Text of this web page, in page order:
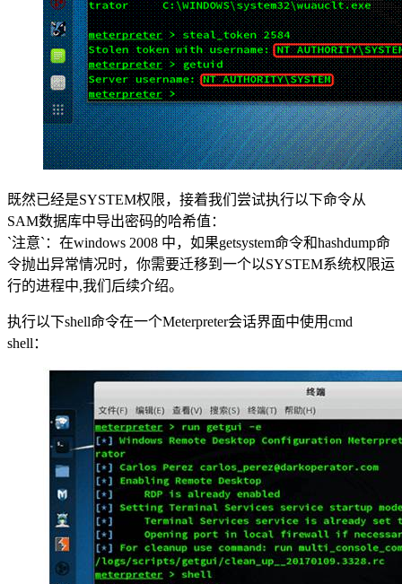
既然已经是SYSTEM权限，接着我们尝试执行以下命令从
SAM数据库中导出密码的哈希值：
`注意`：在windows 2008 中，如果getsystem命令和hashdump命
令抛出异常情况时，你需要迁移到一个以SYSTEM系统权限运
行的进程中,我们后续介绍。
执行以下shell命令在一个Meterpreter会话界面中使用cmd
shell：